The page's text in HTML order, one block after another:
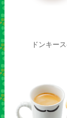
ドンキー